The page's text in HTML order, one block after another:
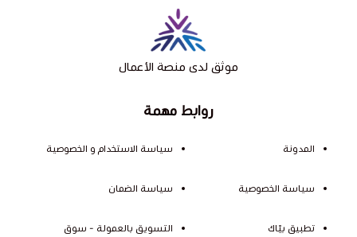
روابط مهمة
المدونة
سياسة الخصوصية
تطبيق بيّاك
سياسة الاستخدام و الخصوصية
سياسة الضمان
التسويق بالعمولة - سوق
موثق لدى منصة الأعمال